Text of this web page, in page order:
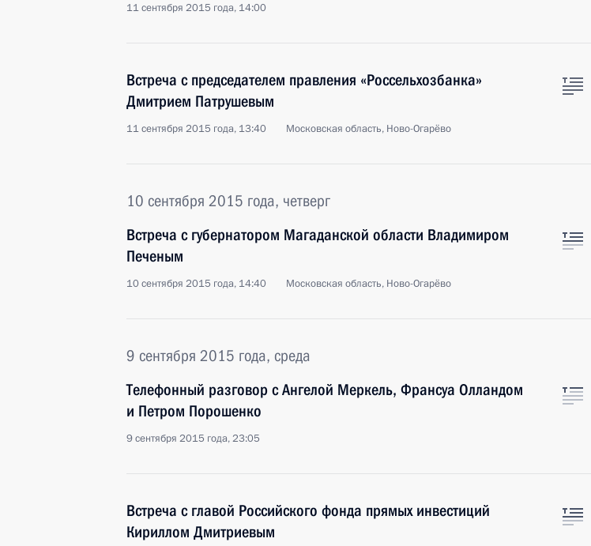
11 сентября 2015 года, 14:00
Встреча с председателем правления «Россельхозбанка»
Дмитрием Патрушевым
11 сентября 2015 года, 13:40 Московская область, Ново-Огарёво
10 сентября 2015 года, четверг
Встреча с губернатором Магаданской области Владимиром
Печеным
10 сентября 2015 года, 14:40 Московская область, Ново-Огарёво
9 сентября 2015 года, среда
Телефонный разговор с Ангелой Меркель, Франсуа Олландом
и Петром Порошенко
9 сентября 2015 года, 23:05
Встреча с главой Российского фонда прямых инвестиций
Кириллом Дмитриевым